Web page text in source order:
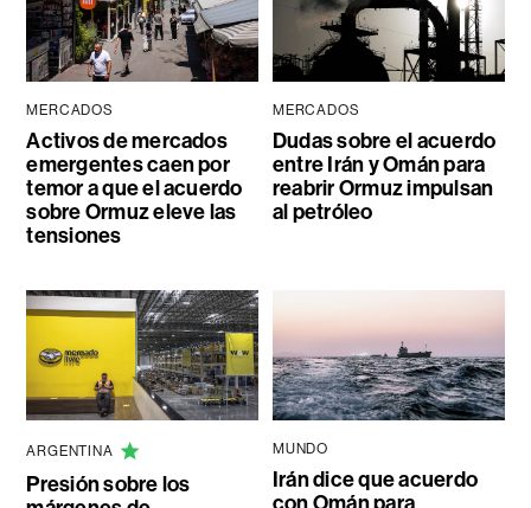
MERCADOS
Activos de mercados
emergentes caen por
temor a que el acuerdo
sobre Ormuz eleve las
tensiones
MERCADOS
Dudas sobre el acuerdo
entre Irán y Omán para
reabrir Ormuz impulsan
al petróleo
ARGENTINA
Presión sobre los
MUNDO
Irán dice que acuerdo